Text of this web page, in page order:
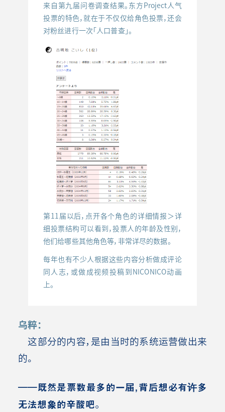
来自第九届问卷调查结果。东方Project人气
投票的特色，就在于不仅仅给角色投票，还会
对粉丝进行一次「人口普查」。
第11届以后，点开各个角色的详细情报＞详
细投票结构可以看到，投票人的年龄及性别，
他们给哪些其他角色等，非常详尽的数据。
每年也有不少人根据这些内容分析做成评论
同人志，或做成视频投稿到NICONICO动画
上。
乌粹：
这部分的内容，是由当时的系统运营做出来
的。
――既然是票数最多的一届，背后想必有许多
无法想象的辛酸吧。